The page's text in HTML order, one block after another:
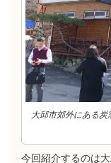
大邱市郊外にある
今回紹介するのは